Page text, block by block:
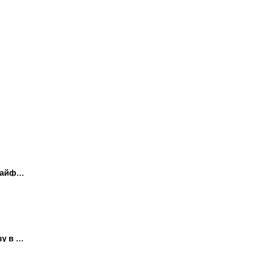
Жители севера получат больше времени при обстрелах: в списке Хайфа и Крайот
В Службе тыла готовятся к новой войне с Ираном: вся страна - сразу в режим защиты